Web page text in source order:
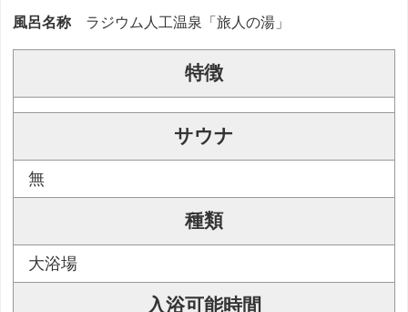
風呂名称 ラジウム人工温泉「旅人の湯」
特徴
サウナ
無
種類
大浴場
入浴可能時間